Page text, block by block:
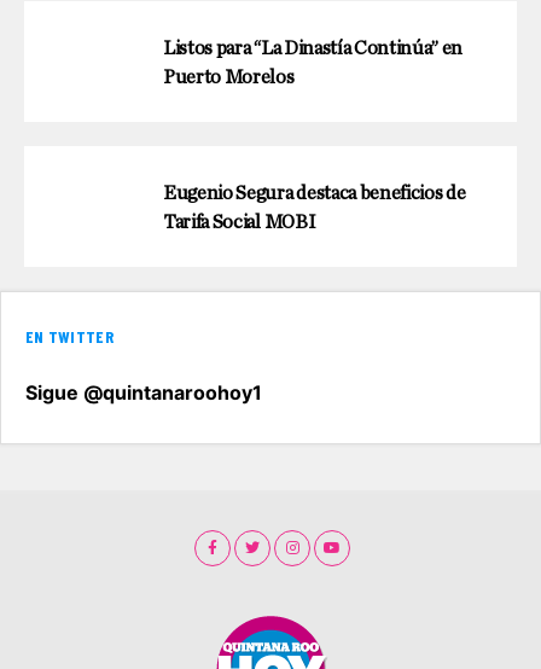
Listos para “La Dinastía Continúa” en
Puerto Morelos
Eugenio Segura destaca beneficios de
Tarifa Social MOBI
EN TWITTER
Sigue @quintanaroohoy1